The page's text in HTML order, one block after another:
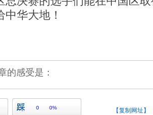
华大地！
的感受是：
0 0% 【复制网址】